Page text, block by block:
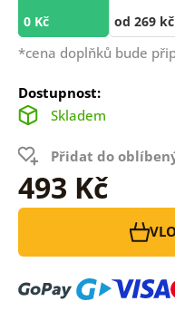
0 Kč od 269 kč
*cena doplňků bude
Dostupnost:
Skladem
Přidat do
493 Kč